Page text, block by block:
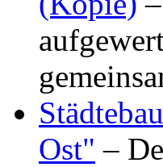
Ost" –